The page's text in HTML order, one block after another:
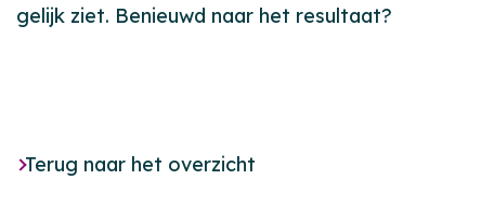
gelijk ziet. Benieuwd naar het resultaat?
Terug naar het overzicht